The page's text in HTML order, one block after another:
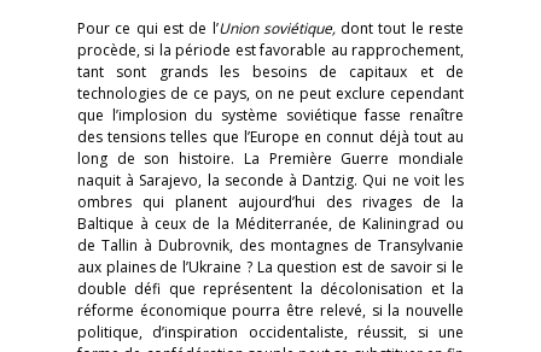
Pour ce qui est de l’Union soviétique, dont tout le reste
procède, si la période est favorable au rapprochement,
tant sont grands les besoins de capitaux et de
technologies de ce pays, on ne peut exclure cependant
que l’implosion du système soviétique fasse renaître
des tensions telles que l’Europe en connut déjà tout au
long de son histoire. La Première Guerre mondiale
naquit à Sarajevo, la seconde à Dantzig. Qui ne voit les
ombres qui planent aujourd’hui des rivages de la
Baltique à ceux de la Méditerranée, de Kaliningrad ou
de Tallin à Dubrovnik, des montagnes de Transylvanie
aux plaines de l’Ukraine ? La question est de savoir si le
double défi que représentent la décolonisation et la
réforme économique pourra être relevé, si la nouvelle
politique, d’inspiration occidentaliste, réussit, si une